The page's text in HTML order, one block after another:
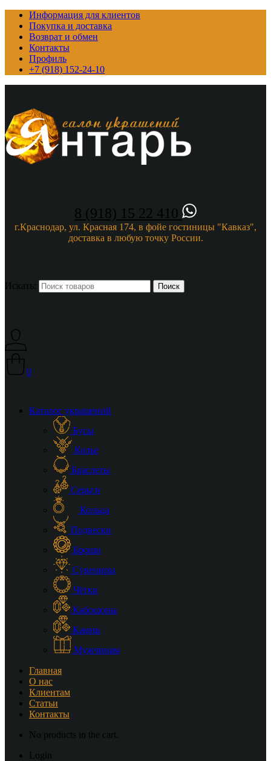
Информация для клиентов
Покупка и доставка
Возврат и обмен
Контакты
Профиль
+7 (918) 152-24-10
8 (918) 15 22 410
г.Краснодар, ул. Красная 174, в фойе гостиницы "Кавказ",
доставка в любую точку России.
Искать:
0
Каталог украшений
Бусы
Колье
Браслеты
Серьги
Кольца
Подвески
Броши
Сувениры
Чётки
Кабошоны
Камни
Мужчинам
Главная
О нас
Клиентам
Статьи
Контакты
No products in the cart.
Login